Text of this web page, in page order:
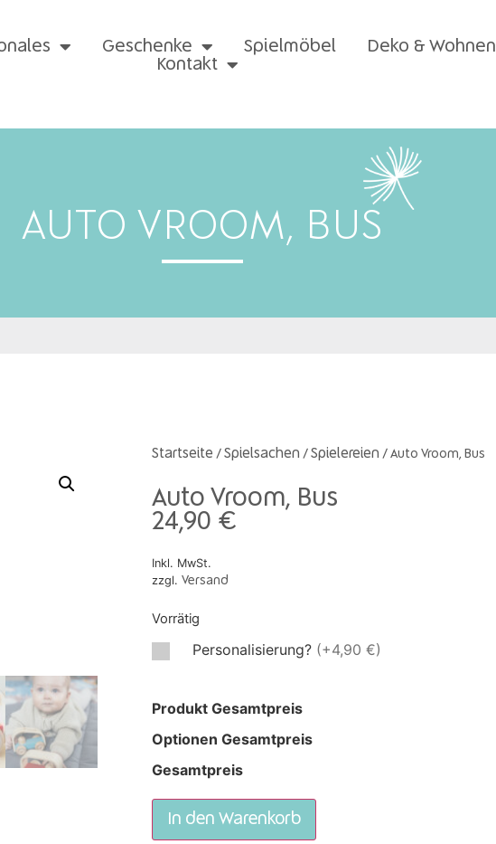
Geschenke Spielmöbel Deko & Wohnen
Kontakt
AUTO VROOM, BUS
Startseite / Spielsachen / Spielereien / Auto Vroom, Bus
Auto Vroom, Bus
24,90 €
Inkl. MwSt.
zzgl. Versand
Vorrätig
Personalisierung? (+4,90 €)
Produkt Gesamtpreis
Optionen Gesamtpreis
Gesamtpreis
In den Warenkorb